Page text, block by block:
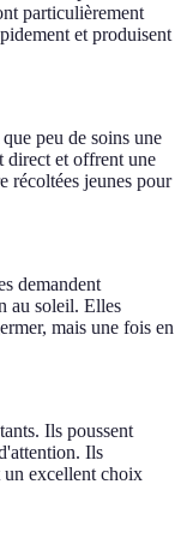
particulièrement
et produisent
peu de soins une
direct et offrent une
récoltées jeunes pour
demandent
au soleil. Elles
mais une fois en
Ils poussent
Ils
un excellent choix